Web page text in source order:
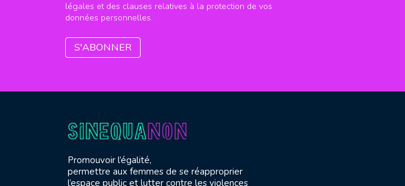
légales et des clauses relatives à la protection de vos
données personnelles.
Promouvoir l’égalité,
permettre aux femmes de se réapproprier
l’espace public et lutter contre les violences